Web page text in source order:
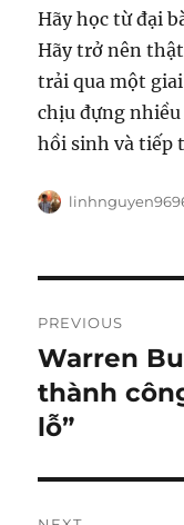
Hãy học từ đại
Hãy trở nên
trải qua một
chịu đựng
hồi sinh và tiếp
Author
PREVIOUS
Previous
post:
Warren
thành
lỗ”